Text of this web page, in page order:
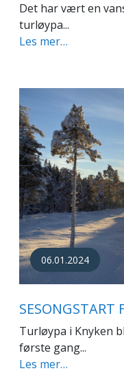
Det har vært en
turløypa...
Les mer…
06.01.2024
SESONGSTART
Turløypa i Knyken
første gang...
Les mer…